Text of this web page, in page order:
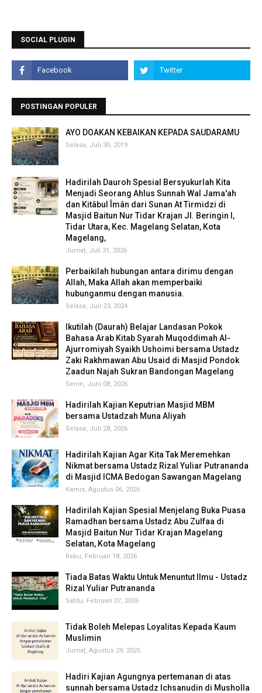
SOCIAL PLUGIN
POSTINGAN POPULER
AYO DOAKAN KEBAIKAN KEPADA SAUDARAMU
Selasa, Juli 30, 2019
Hadirilah Dauroh Spesial Bersyukurlah Kita
Menjadi Seorang Ahlus Sunnah Wal Jama'ah
dan Kitâbul Îmân dari Sunan At Tirmidzi di
Masjid Baitun Nur Tidar Krajan Jl. Beringin I,
Tidar Utara, Kec. Magelang Selatan, Kota
Magelang,
Jumat, Juli 31, 2026
Perbaikilah hubungan antara dirimu dengan
Allah, Maka Allah akan memperbaiki
hubunganmu dengan manusia.
Selasa, Juli 23, 2024
Ikutilah (Daurah) Belajar Landasan Pokok
Bahasa Arab Kitab Syarah Muqoddimah Al-
Ajurromiyah Syaikh Ushoimi bersama Ustadz
Zaki Rakhmawan Abu Usaid di Masjid Pondok
Zaadun Najah Sukran Bandongan Magelang
Senin, Juni 08, 2026
Hadirilah Kajian Keputrian Masjid MBM
bersama Ustadzah Muna Aliyah
Selasa, Juli 28, 2026
Hadirilah Kajian Agar Kita Tak Meremehkan
Nikmat bersama Ustadz Rizal Yuliar Putrananda
di Masjid ICMA Bedogan Sawangan Magelang
Kamis, Agustus 06, 2026
Hadirilah Kajian Spesial Menjelang Buka Puasa
Ramadhan bersama Ustadz Abu Zulfaa di
Masjid Baitun Nur Tidar Krajan Magelang
Selatan, Kota Magelang
Rabu, Februari 18, 2026
Tiada Batas Waktu Untuk Menuntut Ilmu - Ustadz
Rizal Yuliar Putrananda
Sabtu, Februari 07, 2026
Tidak Boleh Melepas Loyalitas Kepada Kaum
Muslimin
Jumat, Agustus 29, 2025
Hadiri Kajian Agungnya pertemanan di atas
sunnah bersama Ustadz Ichsanudin di Musholla